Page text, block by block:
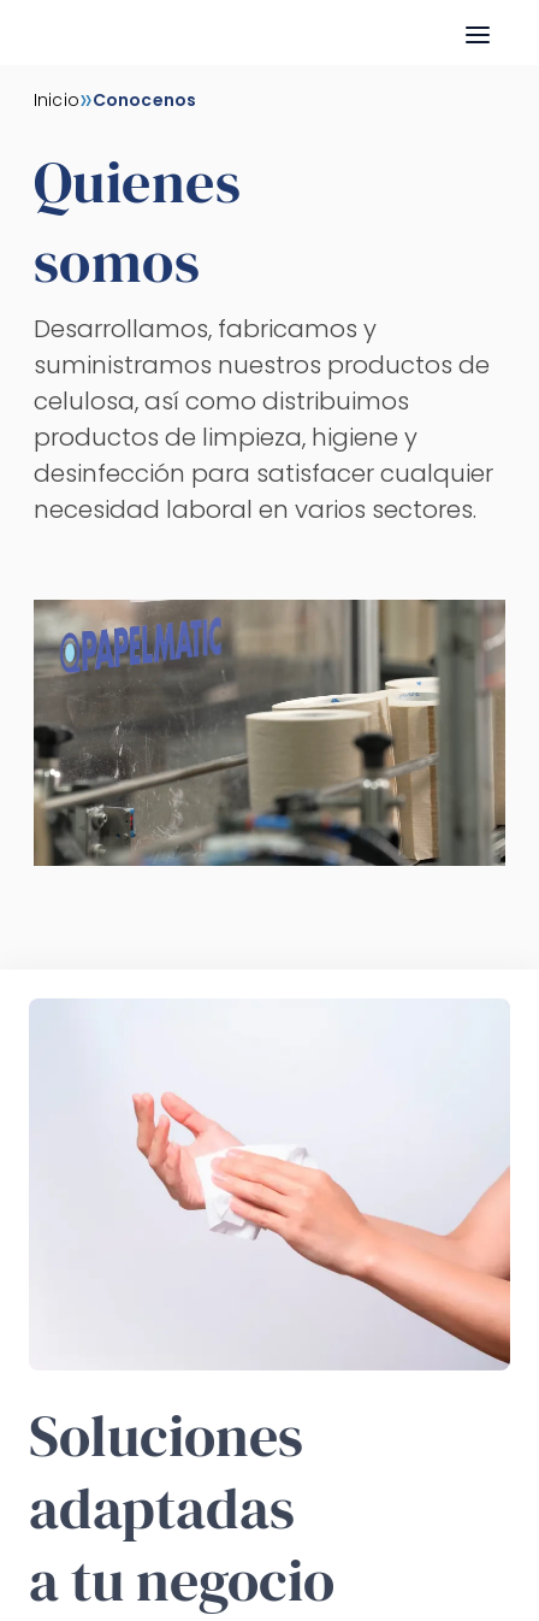
Inicio»Conocenos
Quienes
somos
Desarrollamos, fabricamos y
suministramos nuestros productos de
celulosa, así como distribuimos
productos de limpieza, higiene y
desinfección para satisfacer cualquier
necesidad laboral en varios sectores.
Soluciones
adaptadas
a tu negocio